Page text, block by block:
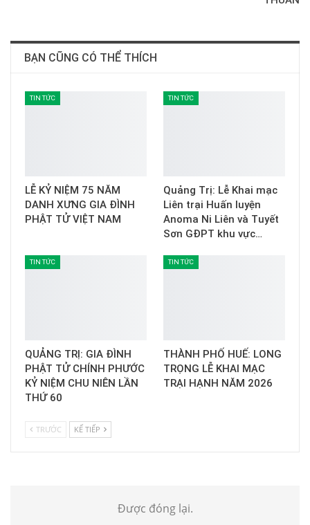
BẠN CŨNG CÓ THỂ THÍCH
TIN TỨC
LỄ KỶ NIỆM 75 NĂM
DANH XƯNG GIA ĐÌNH
PHẬT TỬ VIỆT NAM
TIN TỨC
Quảng Trị: Lễ Khai mạc
Liên trại Huấn luyện
Anoma Ni Liên và Tuyết
Sơn GĐPT khu vực…
TIN TỨC
QUẢNG TRỊ: GIA ĐÌNH
PHẬT TỬ CHÍNH PHƯỚC
KỶ NIỆM CHU NIÊN LẦN
THỨ 60
TIN TỨC
THÀNH PHỐ HUẾ: LONG
TRỌNG LỄ KHAI MẠC
TRẠI HẠNH NĂM 2026
TRƯỚC KẾ TIẾP
Được đóng lại.